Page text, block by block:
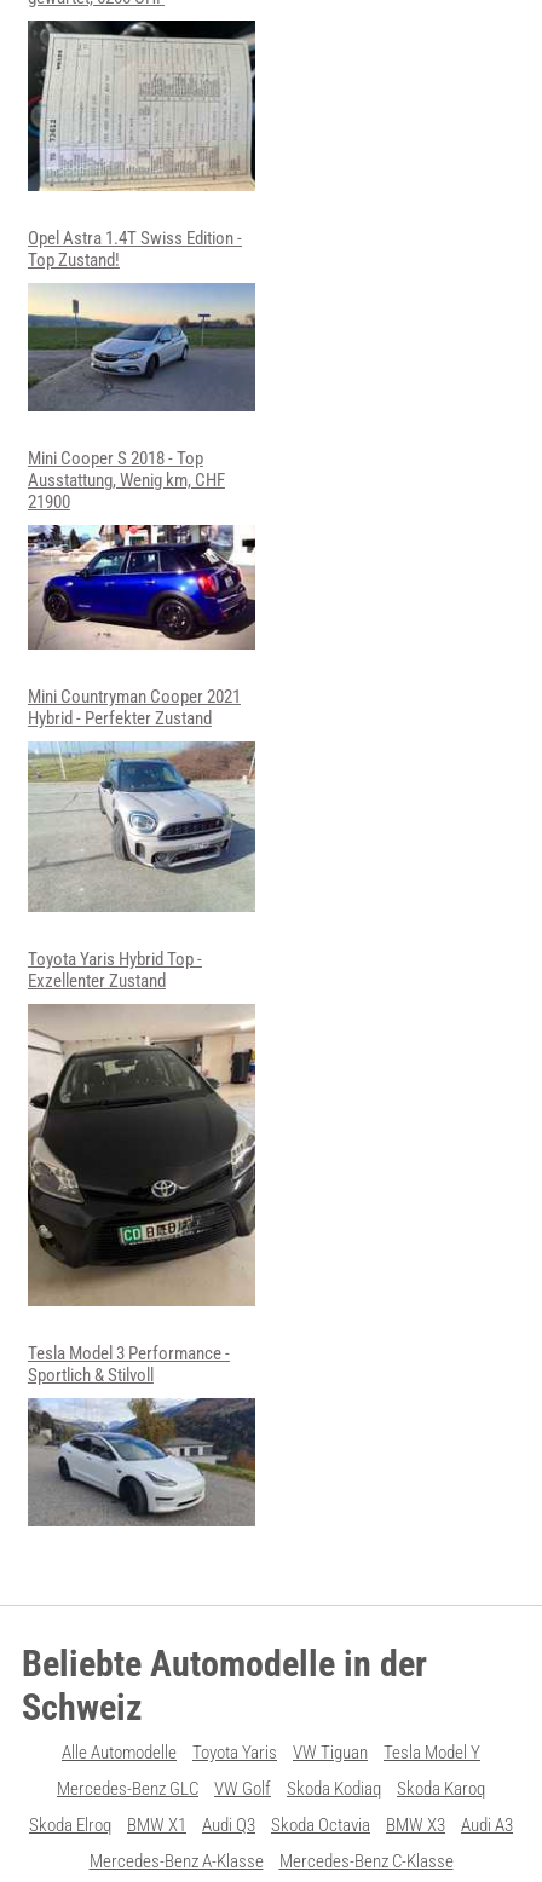
Opel Astra 1.4T Swiss Edition -
Top Zustand!
Mini Cooper S 2018 - Top
Ausstattung, Wenig km, CHF
21900
Mini Countryman Cooper 2021
Hybrid - Perfekter Zustand
Toyota Yaris Hybrid Top -
Exzellenter Zustand
Tesla Model 3 Performance -
Sportlich & Stilvoll
Beliebte Automodelle in der
Schweiz
Alle Automodelle Toyota Yaris VW Tiguan
Tesla Model Y
Mercedes-Benz GLC
VW Golf Skoda Kodiaq
Skoda Karoq
Skoda Elroq
BMW X1 Audi Q3 Skoda Octavia BMW X3
Audi A3
Mercedes-Benz A-Klasse
Mercedes-Benz C-Klasse